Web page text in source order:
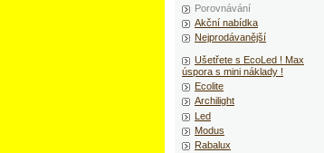
Porovnávání
Akční nabídka
Nejprodávanější
Ušetřete s EcoLed ! Max
úspora s mini náklady !
Ecolite
Archilight
Led
Modus
Rabalux